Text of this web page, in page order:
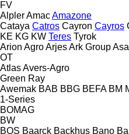
FV
AlplerAmacAmazone
Cataya Catros Cayron Cayros
KE KG KW Teres Tyrok
Arion AgroArjesArk Group
OT
AtlasAvers-Agro
Green Ray
Awemak BAB BBG BEFA BM
1-Series
BOMAG
BW
BOS Baarck Backhus Bano